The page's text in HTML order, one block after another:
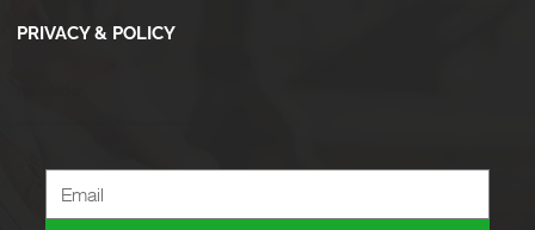
PRIVACY & POLICY